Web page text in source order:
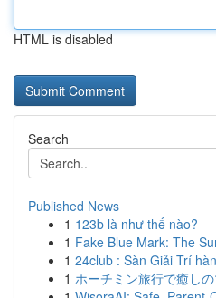
HTML is disabled
Search
Published News
1 123b là như thế nào?
1 Fake Blue Mark: The
1 24club : Sàn Giải Trí
1 ホーチミン旅行で癒し